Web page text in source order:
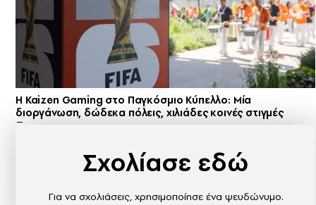
H Kaizen Gaming στο Παγκόσμιο Kύπελλο: Μία
διοργάνωση, δώδεκα πόλεις, χιλιάδες κοινές στιγμές
Σχολίασε εδώ
Για να σχολιάσεις, χρησιμοποίησε ένα ψευδώνυμο.